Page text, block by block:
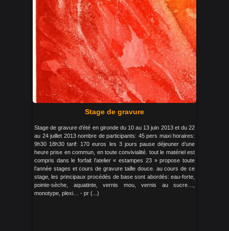
Stage de gravure
Stage de gravure d’été en gironde du 10 au 13 juin 2013 et du 22
au 24 juillet 2013 nombre de participants: 45 pers maxi horaires:
9h30 18h30 tarif: 170 euros les 3 jours pause déjeuner d’une
heure prise en commun, en toute convivialité. tout le matériel est
compris dans le forfait l’atelier « estampes 23 » propose toute
l’année stages et cours de gravure taille douce. au cours de ce
stage, les principaux procédés de base sont abordés: eau-forte,
pointe-sèche, aquatinte, vernis mou, vernis au sucre…,
monotype, plexi… - pr (...)